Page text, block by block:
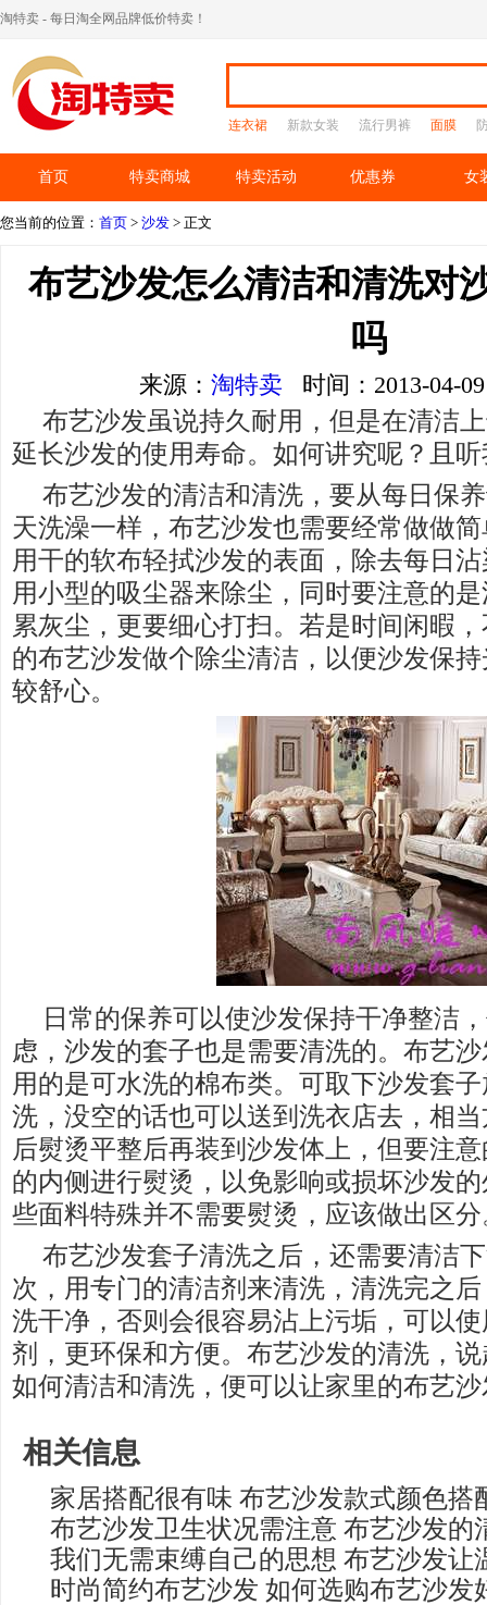
淘特卖 - 每日淘全网品牌低价特卖！
连衣裙 新款女装 流行男裤 面膜
首页 特卖商城 特卖活动 优惠券 女
您当前的位置： 首页 > 沙发 > 正文
布艺沙发怎么清洁和清洗对
吗
来源： 淘特卖 时间：2013-04-
布艺沙发虽说持久耐用，但是在清洁
延长沙发的使用寿命。如何讲究呢？且
布艺沙发的清洁和清洗，要从每日保
天洗澡一样，布艺沙发也需要经常做做
用干的软布轻拭沙发的表面，除去每日
用小型的吸尘器来除尘，同时要注意的
累灰尘，更要细心打扫。若是时间闲暇
的布艺沙发做个除尘清洁，以便沙发保
较舒心。
日常的保养可以使沙发保持干净整洁
虑，沙发的套子也是需要清洗的。布艺
用的是可水洗的棉布类。可取下沙发套
洗，没空的话也可以送到洗衣店去，相
后熨烫平整后再装到沙发体上，但要注
的内侧进行熨烫，以免影响或损坏沙发
些面料特殊并不需要熨烫，应该做出区分
布艺沙发套子清洗之后，还需要清洁
次，用专门的清洁剂来清洗，清洗完之
洗干净，否则会很容易沾上污垢，可以
剂，更环保和方便。布艺沙发的清洗，
如何清洁和清洗，便可以让家里的布艺
相关信息
家居搭配很有味 布艺沙发款式颜色搭
布艺沙发卫生状况需注意 布艺沙发的
我们无需束缚自己的思想 布艺沙发让
时尚简约布艺沙发 如何选购布艺沙发